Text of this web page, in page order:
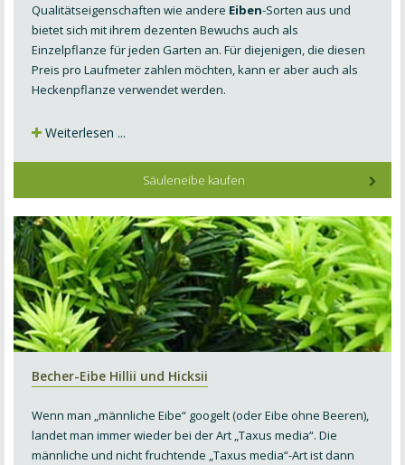
Qualitätseigenschaften wie andere Eiben-Sorten aus und
bietet sich mit ihrem dezenten Bewuchs auch als
Einzelpflanze für jeden Garten an. Für diejenigen, die diesen
Preis pro Laufmeter zahlen möchten, kann er aber auch als
Heckenpflanze verwendet werden.
Weiterlesen ...
Säuleneibe kaufen
Becher-Eibe Hillii und Hicksii
Wenn man „männliche Eibe“ googelt (oder Eibe ohne Beeren),
landet man immer wieder bei der Art „Taxus media“. Die
männliche und nicht fruchtende „Taxus media“-Art ist dann